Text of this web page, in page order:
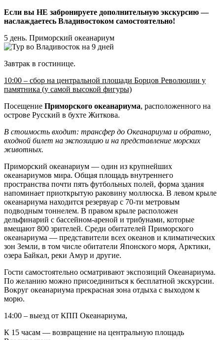
Если вы НЕ забронируете дополнительную экскурсию —
наслаждаетесь Владивостоком самостоятельно!
5 день. Приморский океанариум
Завтрак в гостинице.
10:00 – сбор на центральной площади Борцов Революции у
памятника (у самой высокой фигуры)
Посещение Приморского океанариума, расположенного на
острове Русский в бухте Житкова.
В стоимость входит: трансфер до Океанариума и обратно,
входной билет на экспозицию и на представление морских
животных.
Приморский океанариум — один из крупнейших
океанариумов мира. Общая площадь внутреннего
пространства почти пять футбольных полей, форма здания
напоминает приоткрытую раковину моллюска. В левом крыле
океанариума находится резервуар с 70-ти метровым
подводным тоннелем. В правом крыле расположен
дельфинарий с бассейном-ареной и трибунами, которые
вмещают 800 зрителей. Среди обитателей Приморского
океанариума — представители всех океанов и климатических
зон Земли, в том числе обитатели Японского моря, Арктики,
озера Байкал, реки Амур и другие.
Гости самостоятельно осматривают экспозиций Океанариума.
По желанию можно присоединиться к бесплатной экскурсии.
Вокруг океанариума прекрасная зона отдыха с выходом к
морю.
14:00 – выезд от КПП Океанариума,
К 15 часам — возвращение на центральную площадь